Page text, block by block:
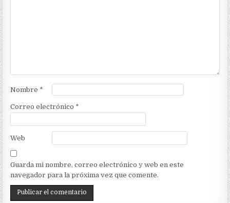
Nombre *
Correo electrónico *
Web
Guarda mi nombre, correo electrónico y web en este
navegador para la próxima vez que comente.